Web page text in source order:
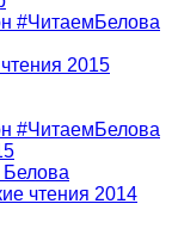
#ЧитаемБелова
2015
#ЧитаемБелова
чтения 2014